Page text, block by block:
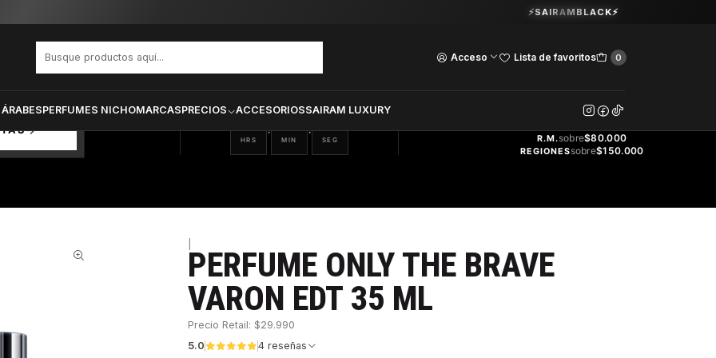
Acceso Lista de favoritos 0
PERFUMES NICHOMARCASPRECIOS ACCESORIOSSAIRAM LUXURY
Guardia Vieja 202. Oficina 102.Ver Horarios
⚡SAIRAMBLACK⚡
22
HRS
: 24
MIN
: 09
SEG
GRATIS
R.M.sobre$80.000
REGIONESsobre$150.000
PERFUME ONLY THE BRAVE
VARON EDT 35 ML
Precio Retail: $29.990
5.0
4 reseñas